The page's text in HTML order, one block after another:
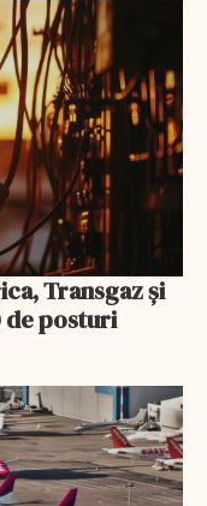
Transgaz și
posturi